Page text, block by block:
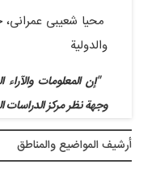
محیا شعیبی عمرانی،
والدولیة
"إن المعلومات
وجهة نظر مرکز الدراسات
أرشيف المواضیع والمناطق